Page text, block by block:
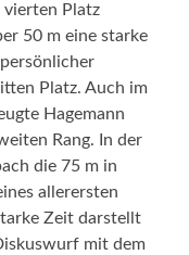
Platz
50 m eine starke
Platz. Auch im
Hagemann
Rang. In der
die 75 m in
allerersten
Zeit darstellt
mit dem